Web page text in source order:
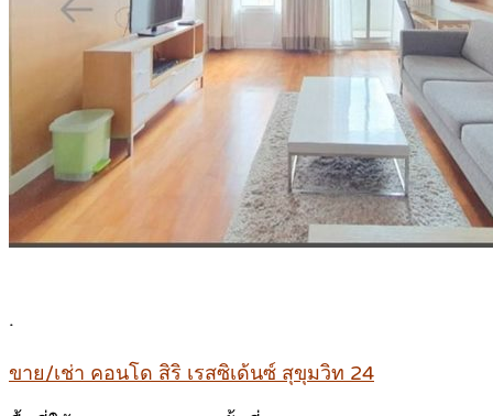
.
ขาย/เช่า คอนโด สิริ เรสซิเด้นซ์ สุขุมวิท 24